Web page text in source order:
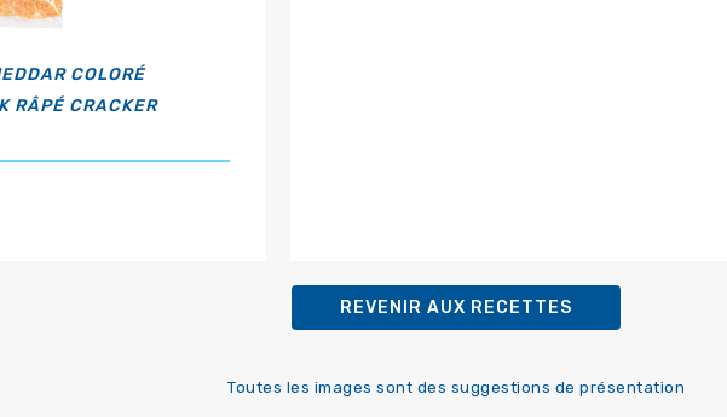
COLORÉ
RÂPÉ CRACKER
REVENIR AUX RECETTES
Toutes les images sont des suggestions de présentation